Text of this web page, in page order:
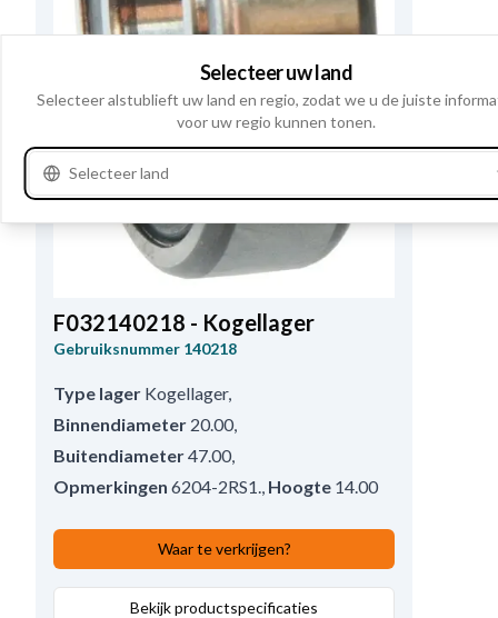
F032140218 - Kogellager
Gebruiksnummer 140218
Type lager Kogellager,
Binnendiameter 20.00,
Buitendiameter47.00,
Opmerkingen 6204-2RS1. Hoogte 14.00
Waar te verkrijgen?
Bekijk productspecificaties
Selecteer uw land
Selecteer alstublieft uw land en regio, zodat we u de juiste
voor uw regio kunnen tonen.
Selecteer land